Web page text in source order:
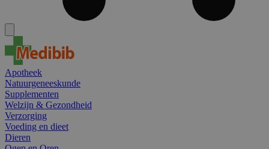
Apotheek
Natuurgeneeskunde
Supplementen
Welzijn & Gezondheid
Verzorging
Voeding en dieet
Dieren